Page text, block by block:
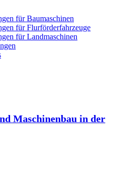
für Baumaschinen
für Flurförderfahrzeuge
für Landmaschinen
Maschinenbau in der